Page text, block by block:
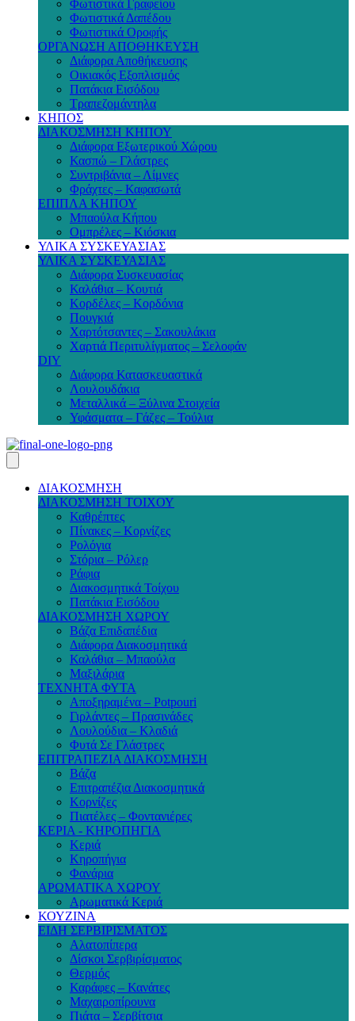
Φωτιστικά Γραφείου
Φωτιστικά Δαπέδου
Φωτιστικά Οροφής
ΟΡΓΑΝΩΣΗ ΑΠΟΘΗΚΕΥΣΗ
Διάφορα Αποθήκευσης
Οικιακός Εξοπλισμός
Πατάκια Εισόδου
Τραπεζομάντηλα
ΚΗΠΟΣ
ΔΙΑΚΟΣΜΗΣΗ ΚΗΠΟΥ
Διάφορα Εξωτερικού Χώρου
Κασπώ – Γλάστρες
Συντριβάνια – Λίμνες
Φράχτες – Καφασωτά
ΕΠΙΠΛΑ ΚΗΠΟΥ
Μπαούλα Κήπου
Ομπρέλες – Κιόσκια
ΥΛΙΚΑ ΣΥΣΚΕΥΑΣΙΑΣ
ΥΛΙΚΑ ΣΥΣΚΕΥΑΣΙΑΣ
Διάφορα Συσκευασίας
Καλάθια – Κουτιά
Κορδέλες – Κορδόνια
Πουγκιά
Χαρτότσαντες – Σακουλάκια
Χαρτιά Περιτυλίγματος – Σελοφάν
DIY
Διάφορα Κατασκευαστικά
Λουλουδάκια
Μεταλλικά – Ξύλινα Στοιχεία
Υφάσματα – Γάζες – Τούλια
ΔΙΑΚΟΣΜΗΣΗ
ΔΙΑΚΟΣΜΗΣΗ ΤΟΙΧΟΥ
Καθρέπτες
Πίνακες – Κορνίζες
Ρολόγια
Στόρια – Ρόλερ
Ράφια
Διακοσμητικά Τοίχου
Πατάκια Εισόδου
ΔΙΑΚΟΣΜΗΣΗ ΧΩΡΟΥ
Βάζα Επιδαπέδια
Διάφορα Διακοσμητικά
Καλάθια – Μπαούλα
Μαξιλάρια
ΤΕΧΝΗΤΑ ΦΥΤΑ
Αποξηραμένα – Potpouri
Γιρλάντες – Πρασινάδες
Λουλούδια – Κλαδιά
Φυτά Σε Γλάστρες
ΕΠΙΤΡΑΠΕΖΙΑ ΔΙΑΚΟΣΜΗΣΗ
Βάζα
Επιτραπέζια Διακοσμητικά
Κορνίζες
Πιατέλες – Φοντανιέρες
ΚΕΡΙΑ - ΚΗΡΟΠΗΓΙΑ
Κεριά
Κηροπήγια
Φανάρια
ΑΡΩΜΑΤΙΚΑ ΧΩΡΟΥ
Αρωματικά Κεριά
ΚΟΥΖΙΝΑ
ΕΙΔΗ ΣΕΡΒΙΡΙΣΜΑΤΟΣ
Αλατοπίπερα
Δίσκοι Σερβιρίσματος
Θερμός
Καράφες – Κανάτες
Μαχαιροπίρουνα
Πιάτα – Σερβίτσια